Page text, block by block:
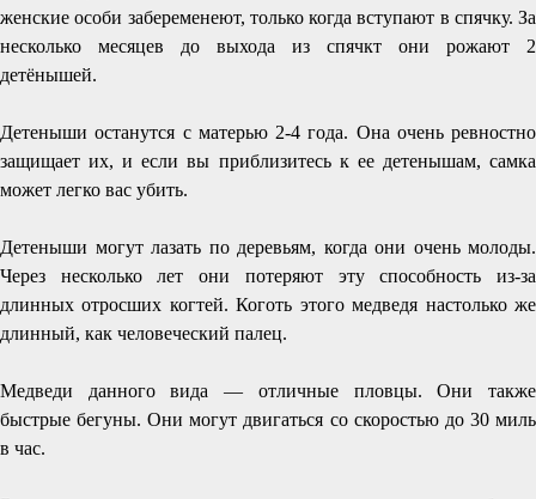
женские особи забеременеют, только когда вступают в спячку. За
несколько месяцев до выхода из спячкт они рожают 2
детёнышей.
Детеныши останутся с матерью 2-4 года. Она очень ревностно
защищает их, и если вы приблизитесь к ее детенышам, самка
может легко вас убить.
Детеныши могут лазать по деревьям, когда они очень молоды.
Через несколько лет они потеряют эту способность из-за
длинных отросших когтей. Коготь этого медведя настолько же
длинный, как человеческий палец.
Медведи данного вида — отличные пловцы. Они также
быстрые бегуны. Они могут двигаться со скоростью до 30 миль
в час.